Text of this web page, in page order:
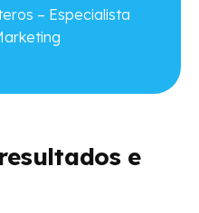
– Especialista
e